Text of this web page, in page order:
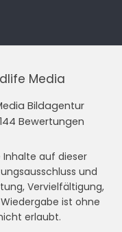
Media
Bildagentur
Bewertungen
Inhalte auf dieser
und
Vervielfältigung,
ist ohne
erlaubt.